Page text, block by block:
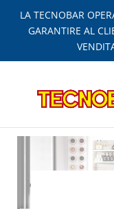
LA TECNOBAR
GARANTIRE AL